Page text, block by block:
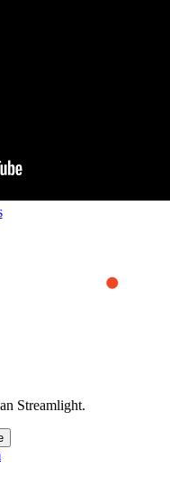
Streamlight.